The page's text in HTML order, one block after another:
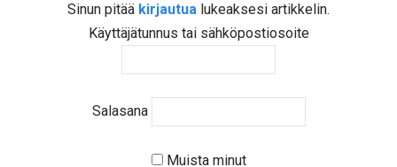
Sinun pitää kirjautua lukeaksesi artikkelin.
Käyttäjätunnus tai sähköpostiosoite
Salasana
Muista minut